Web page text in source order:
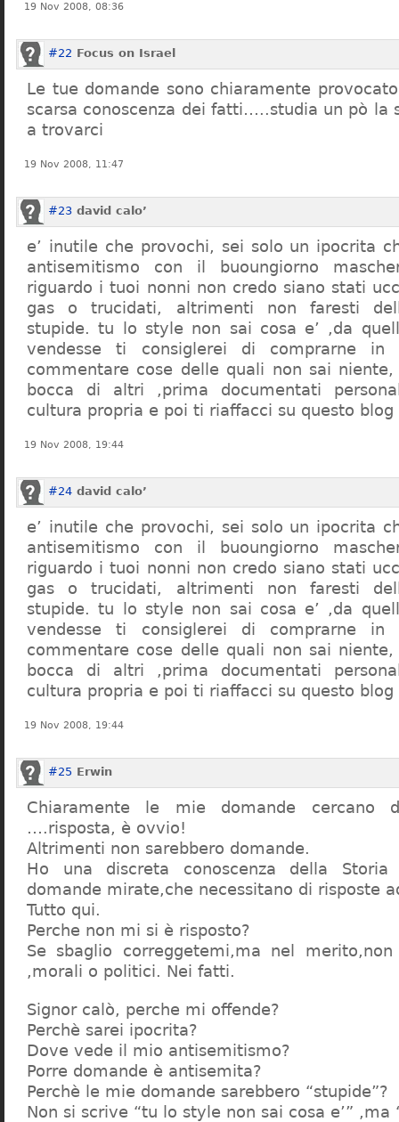
19 Nov 2008, 08:36
#22 Focus on Israel
Le tue domande sono chiaramente
scarsa conoscenza dei fatti…..studia un pò la
a trovarci
19 Nov 2008, 11:47
#23 david calo’
e’ inutile che provochi, sei solo un ipocrita
antisemitismo con il buoungiorno
riguardo i tuoi nonni non credo siano stati
gas o trucidati, altrimenti non faresti
stupide. tu lo style non sai cosa e’ ,da
vendesse ti consiglerei di comprarne in
commentare cose delle quali non sai
bocca di altri ,prima documentati
cultura propria e poi ti riaffacci su questo blog
19 Nov 2008, 19:44
#24 david calo’
e’ inutile che provochi, sei solo un ipocrita
antisemitismo con il buoungiorno
riguardo i tuoi nonni non credo siano stati
gas o trucidati, altrimenti non faresti
stupide. tu lo style non sai cosa e’ ,da
vendesse ti consiglerei di comprarne in
commentare cose delle quali non sai
bocca di altri ,prima documentati
cultura propria e poi ti riaffacci su questo blog
19 Nov 2008, 19:44
#25 Erwin
Chiaramente le mie domande cercano
….risposta, è ovvio!
Altrimenti non sarebbero domande.
Ho una discreta conoscenza della
domande mirate,che necessitano di risposte
Tutto qui.
Perche non mi si è risposto?
Se sbaglio correggetemi,ma nel
,morali o politici. Nei fatti.
Signor calò, perche mi offende?
Perchè sarei ipocrita?
Dove vede il mio antisemitismo?
Porre domande è antisemita?
Perchè le mie domande sarebbero “stupide”?
Non si scrive “tu lo style non sai cosa e’” ,ma